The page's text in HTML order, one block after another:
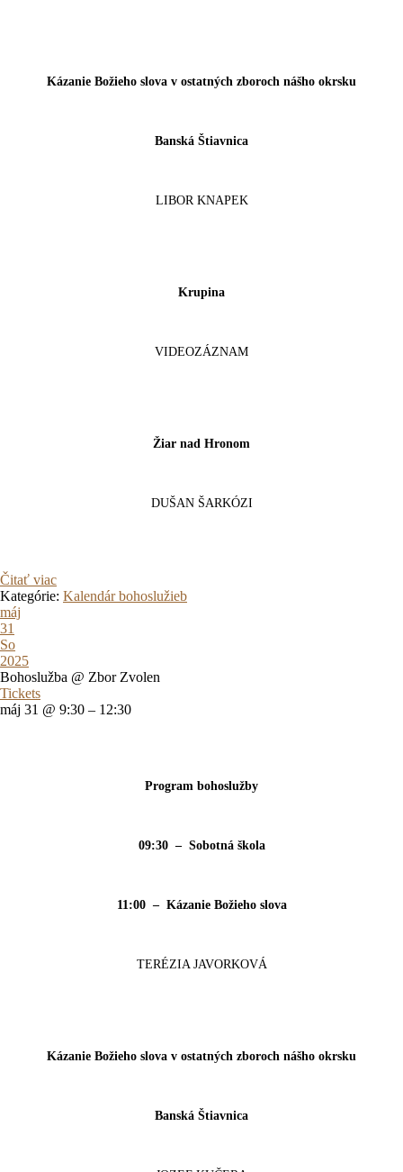
Kázanie Božieho slova v ostatných zboroch nášho okrsku
Banská Štiavnica
LIBOR KNAPEK
Krupina
VIDEOZÁZNAM
Žiar nad Hronom
DUŠAN ŠARKÓZI
Čitať viac
Kategórie: Kalendár bohoslužieb
máj
31
So
2025
Bohoslužba @ Zbor Zvolen
Tickets
máj 31 @ 9:30 – 12:30
Program bohoslužby
09:30 – Sobotná škola
11:00 – Kázanie Božieho slova
TERÉZIA JAVORKOVÁ
Kázanie Božieho slova v ostatných zboroch nášho okrsku
Banská Štiavnica